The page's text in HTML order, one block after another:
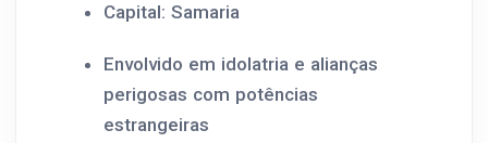
Capital: Samaria
Envolvido em idolatria e alianças
perigosas com potências
estrangeiras